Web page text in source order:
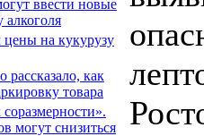
ввести новые
алкоголя
на кукурузу
рассказало, как
товара
могут снизиться